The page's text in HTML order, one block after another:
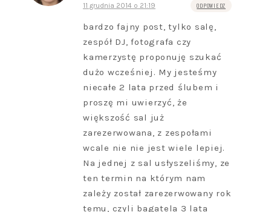
11 grudnia 2014 o 21:19 ODPOWIEDZ
bardzo fajny post, tylko salę,
zespół DJ, fotografa czy
kamerzystę proponuję szukać
dużo wcześniej. My jesteśmy
niecałe 2 lata przed ślubem i
proszę mi uwierzyć, że
większość sal już
zarezerwowana, z zespołami
wcale nie nie jest wiele lepiej.
Na jednej z sal usłyszeliśmy, ze
ten termin na którym nam
zależy został zarezerwowany rok
temu, czyli bagatela 3 lata